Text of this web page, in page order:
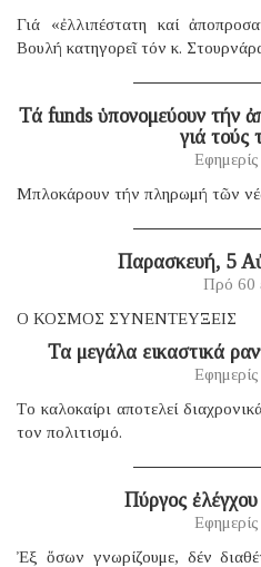
Γιά «ἐλλιπέστατη καί
Βουλή κατηγορεῖ τόν κ.
Τά funds ὑπονομεύουν τήν
γιά τούς
Μπλοκάρουν τήν πληρωμή τῶν
Παρασκευή, 5
Πρό 60
Ο ΚΟΣΜΟΣ ΣΥΝΕΝΤΕΥΞΕΙΣ
Τα μεγάλα εικαστικά
Tο καλοκαίρι αποτελεί
τον πολιτισμό.
Πύργος
Ἐξ ὅσων γνωρίζουμε, δέν